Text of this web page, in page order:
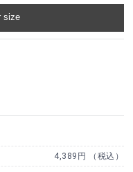
size
4,389円 （税込）